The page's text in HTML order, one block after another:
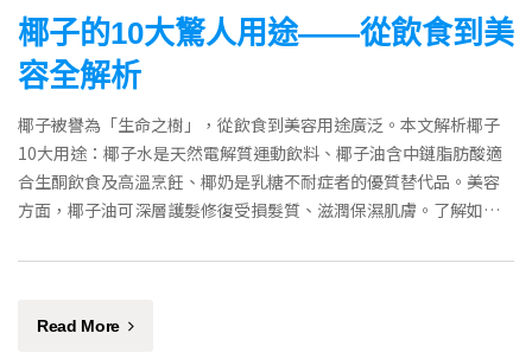
椰子的10大驚人用途——從飲食到美
容全解析
椰子被譽為「生命之樹」，從飲食到美容用途廣泛。本文解析椰子
10大用途：椰子水是天然電解質運動飲料、椰子油含中鏈脂肪酸適
合生酮飲食及高溫烹飪、椰奶是乳糖不耐症者的優質替代品。美容
方面，椰子油可深層護髮修復受損髮質、滋潤保濕肌膚。了解如何
Read More